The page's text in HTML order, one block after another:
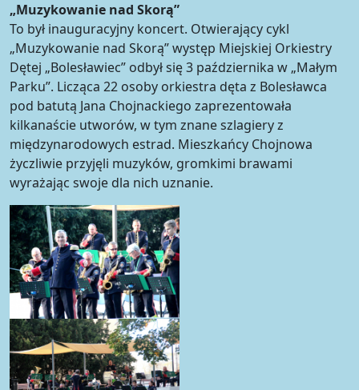
„Muzykowanie nad Skorą”
To był inauguracyjny koncert. Otwierający cykl
„Muzykowanie nad Skorą” występ Miejskiej Orkiestry
Dętej „Bolesławiec” odbył się 3 października w „Małym
Parku”. Licząca 22 osoby orkiestra dęta z Bolesławca
pod batutą Jana Chojnackiego zaprezentowała
kilkanaście utworów, w tym znane szlagiery z
międzynarodowych estrad. Mieszkańcy Chojnowa
życzliwie przyjęli muzyków, gromkimi brawami
wyrażając swoje dla nich uznanie.